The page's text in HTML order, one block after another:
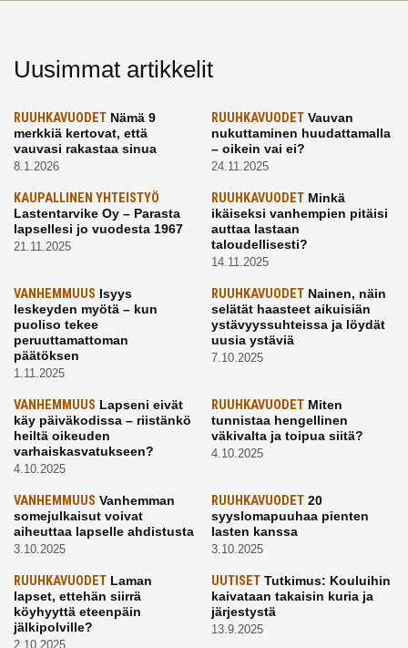
Uusimmat artikkelit
RUUHKAVUODET Nämä 9
merkkiä kertovat, että
vauvasi rakastaa sinua
8.1.2026
RUUHKAVUODETVauvan
nukuttaminen huudattamalla
– oikein vai ei?
24.11.2025
KAUPALLINEN YHTEISTYÖ
Lastentarvike Oy – Parasta
lapsellesi jo vuodesta 1967
21.11.2025
RUUHKAVUODETMinkä
ikäiseksi vanhempien pitäisi
auttaa lastaan
taloudellisesti?
14.11.2025
VANHEMMUUS Isyys
leskeyden myötä – kun
puoliso tekee
peruuttamattoman
päätöksen
1.11.2025
RUUHKAVUODETNainen, näin
selätät haasteet aikuisiän
ystävyyssuhteissa ja löydät
uusia ystäviä
7.10.2025
VANHEMMUUS Lapseni eivät
käy päiväkodissa – riistänkö
heiltä oikeuden
varhaiskasvatukseen?
4.10.2025
RUUHKAVUODETMiten
tunnistaa hengellinen
väkivalta ja toipua siitä?
4.10.2025
VANHEMMUUS Vanhemman
somejulkaisut voivat
aiheuttaa lapselle ahdistusta
3.10.2025
RUUHKAVUODET20
syyslomapuuhaa pienten
lasten kanssa
3.10.2025
RUUHKAVUODET Laman
lapset, ettehän siirrä
köyhyyttä eteenpäin
jälkipolville?
2.10.2025
UUTISETTutkimus: Kouluihin
kaivataan takaisin kuria ja
järjestystä
13.9.2025